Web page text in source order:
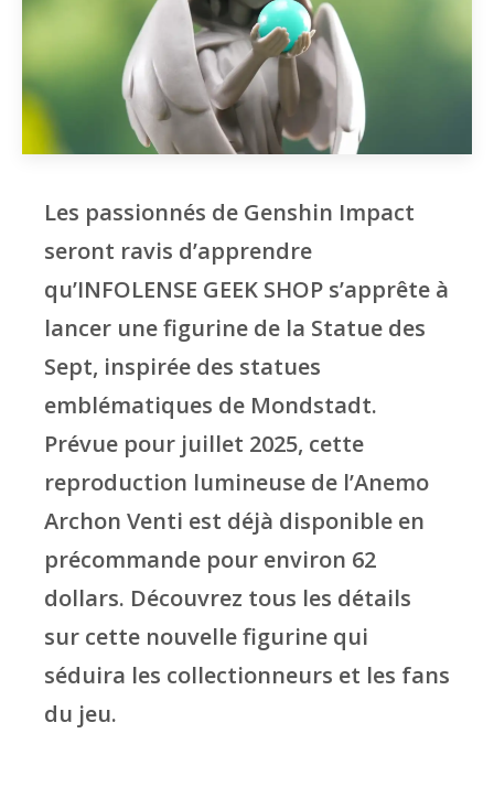
Les passionnés de Genshin Impact
seront ravis d’apprendre
qu’INFOLENSE GEEK SHOP s’apprête à
lancer une figurine de la Statue des
Sept, inspirée des statues
emblématiques de Mondstadt.
Prévue pour juillet 2025, cette
reproduction lumineuse de l’Anemo
Archon Venti est déjà disponible en
précommande pour environ 62
dollars. Découvrez tous les détails
sur cette nouvelle figurine qui
séduira les collectionneurs et les fans
du jeu.